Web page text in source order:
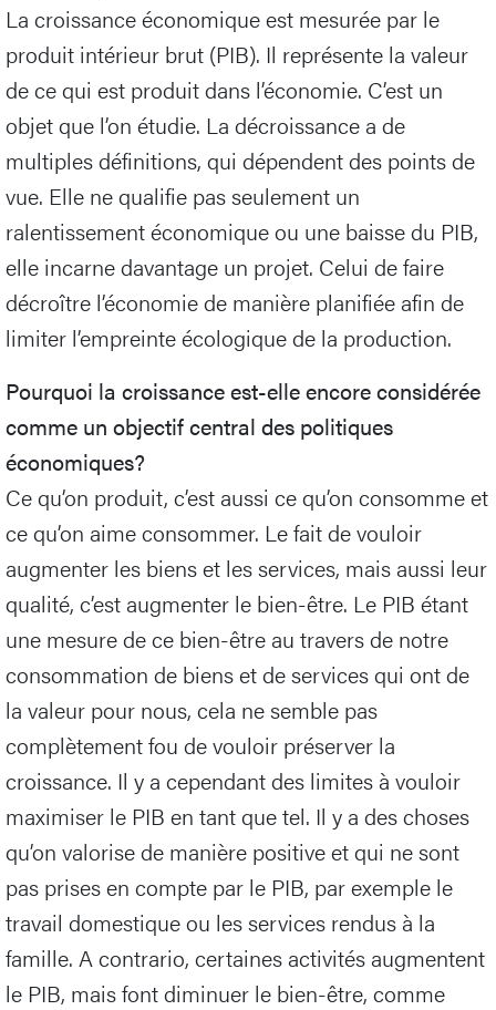
La croissance économique est mesurée par le
produit intérieur brut (PIB). Il représente la valeur
de ce qui est produit dans l’économie. C’est un
objet que l’on étudie. La décroissance a de
multiples définitions, qui dépendent des points de
vue. Elle ne qualifie pas seulement un
ralentissement économique ou une baisse du PIB,
elle incarne davantage un projet. Celui de faire
décroître l’économie de manière planifiée afin de
limiter l’empreinte écologique de la production.
Pourquoi la croissance est-elle encore considérée
comme un objectif central des politiques
économiques?
Ce qu’on produit, c’est aussi ce qu’on consomme et
ce qu’on aime consommer. Le fait de vouloir
augmenter les biens et les services, mais aussi leur
qualité, c’est augmenter le bien-être. Le PIB étant
une mesure de ce bien-être au travers de notre
consommation de biens et de services qui ont de
la valeur pour nous, cela ne semble pas
complètement fou de vouloir préserver la
croissance. Il y a cependant des limites à vouloir
maximiser le PIB en tant que tel. Il y a des choses
qu’on valorise de manière positive et qui ne sont
pas prises en compte par le PIB, par exemple le
travail domestique ou les services rendus à la
famille. A contrario, certaines activités augmentent
le PIB, mais font diminuer le bien-être, comme